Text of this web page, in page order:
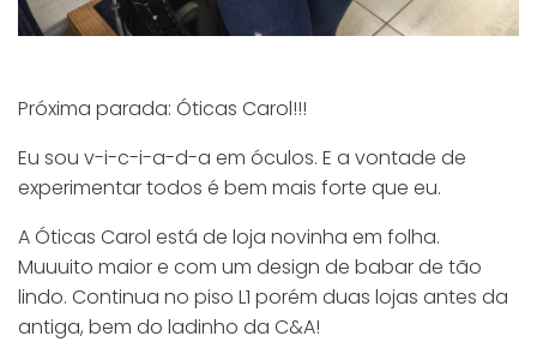
Próxima parada: Óticas Carol!!!
Eu sou v-i-c-i-a-d-a em óculos. E a vontade de
experimentar todos é bem mais forte que eu.
A Óticas Carol está de loja novinha em folha.
Muuuito maior e com um design de babar de tão
lindo. Continua no piso L1 porém duas lojas antes da
antiga, bem do ladinho da C&A!